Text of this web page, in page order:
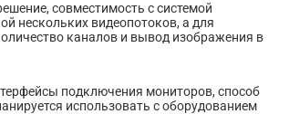
совместимость с системой
нескольких видеопотоков, а для
каналов и вывод изображения в
подключения мониторов, способ
использовать с оборудованием